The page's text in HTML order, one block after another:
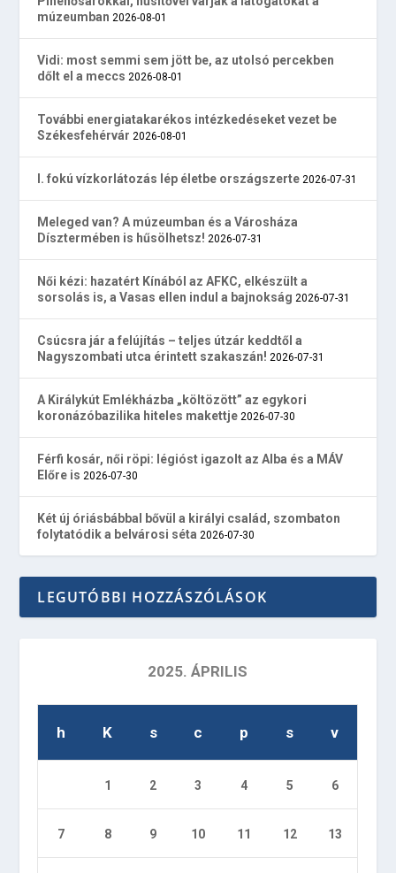
múzeumban 2026-08-01
Vidi: most semmi sem jött be, az utolsó percekben
dőlt el a meccs 2026-08-01
További energiatakarékos intézkedéseket vezet be
Székesfehérvár 2026-08-01
I. fokú vízkorlátozás lép életbe országszerte 2026-07-31
Meleged van? A múzeumban és a Városháza
Dísztermében is hűsölhetsz! 2026-07-31
Női kézi: hazatért Kínából az AFKC, elkészült a
sorsolás is, a Vasas ellen indul a bajnokság 2026-07-31
Csúcsra jár a felújítás – teljes útzár keddtől a
Nagyszombati utca érintett szakaszán! 2026-07-31
A Királykút Emlékházba „költözött” az egykori
koronázóbazilika hiteles makettje 2026-07-30
Férfi kosár, női röpi: légióst igazolt az Alba és a MÁV
Előre is 2026-07-30
Két új óriásbábbal bővül a királyi család, szombaton
folytatódik a belvárosi séta 2026-07-30
LEGUTÓBBI HOZZÁSZÓLÁSOK
2025. ÁPRILIS
h K s c p s v
1 2 3 4 5 6
7 8 9 10 11 12 13